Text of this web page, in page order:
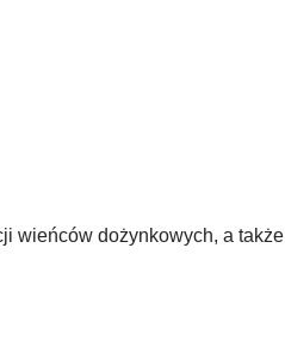
wieńców dożynkowych, a także